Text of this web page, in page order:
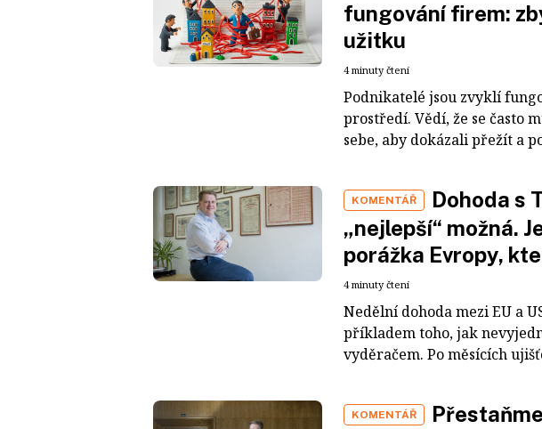
fungování firem:
užitku
4 minuty čtení
Podnikatelé jsou zvyklí
prostředí. Vědí, že se často
sebe, aby dokázali přežít a
KOMENTÁŘ
Dohoda s
„nejlepší“ možná.
porážka Evropy,
4 minuty čtení
Nedělní dohoda mezi EU a
příkladem toho, jak
vyděračem. Po měsících
KOMENTÁŘ